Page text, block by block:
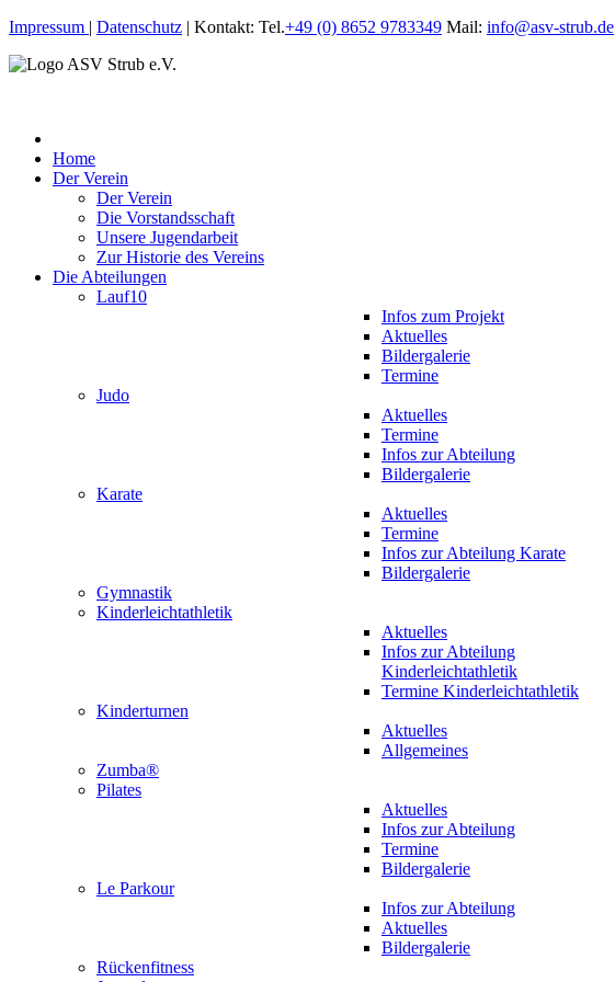
Impressum | Datenschutz | Kontakt: Tel.+49 (0) 8652 9783349 Mail: info@asv-strub.de
Home
Der Verein
Der Verein
Die Vorstandsschaft
Unsere Jugendarbeit
Zur Historie des Vereins
Die Abteilungen
Lauf10
Infos zum Projekt
Aktuelles
Bildergalerie
Termine
Judo
Aktuelles
Termine
Infos zur Abteilung
Bildergalerie
Karate
Aktuelles
Termine
Infos zur Abteilung Karate
Bildergalerie
Gymnastik
Kinderleichtathletik
Aktuelles
Infos zur Abteilung
Kinderleichtathletik
Termine Kinderleichtathletik
Kinderturnen
Aktuelles
Allgemeines
Zumba®
Pilates
Aktuelles
Infos zur Abteilung
Termine
Bildergalerie
Le Parkour
Infos zur Abteilung
Aktuelles
Bildergalerie
Rückenfitness